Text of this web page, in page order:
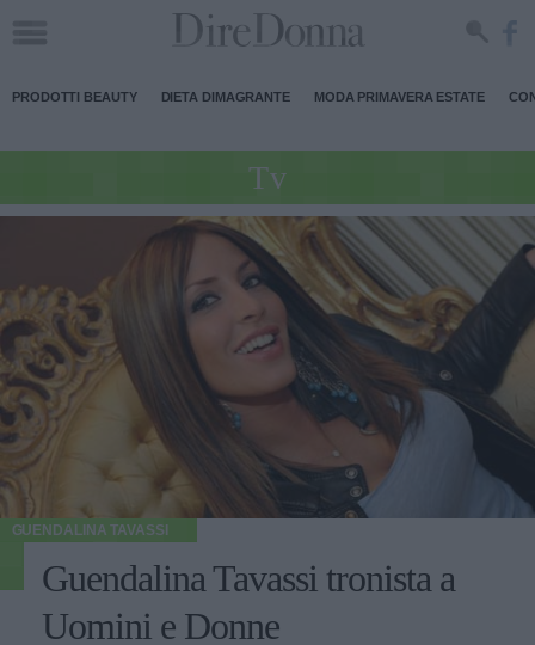
PRODOTTI BEAUTY DIETA DIMAGRANTE MODA PRIMAVERA ESTATE
Tv
GUENDALINA TAVASSI
Guendalina Tavassi tronista a
Uomini e Donne